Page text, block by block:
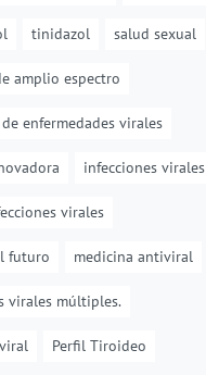
tinidazol salud sexual
amplio espectro
enfermedades virales
infecciones virales
virales
futuro medicina antiviral
virales múltiples.
Perfil Tiroideo